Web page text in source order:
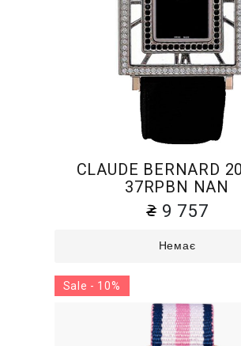
CLAUDE BERNARD
37RPBN NAN
9 757
Немає
Sale - 10%